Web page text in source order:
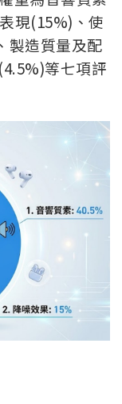
現(15%)、使
製造質量及配
等七項評